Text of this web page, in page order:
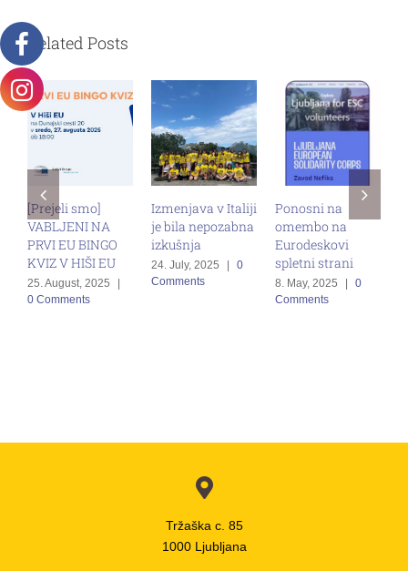
Related Posts
[Prejeli smo]
VABLJENI NA
PRVI EU BINGO
KVIZ V HIŠI EU
25. August, 2025
0 Comments
Izmenjava v Italiji
je bila nepozabna
izkušnja
24. July, 2025
0
Comments
Ponosni na
omembo na
Eurodeskovi
spletni strani
8. May, 2025
0
Comments
Tržaška c. 85
1000 Ljubljana